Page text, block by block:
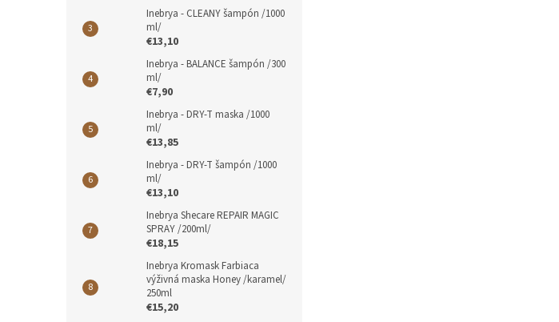
Inebrya - CLEANY šampón /1000
ml/
€13,10
Inebrya - BALANCE šampón /300
ml/
€7,90
Inebrya - DRY-T maska /1000
ml/
€13,85
Inebrya - DRY-T šampón /1000
ml/
€13,10
Inebrya Shecare REPAIR MAGIC
SPRAY /200ml/
€18,15
Inebrya Kromask Farbiaca
výživná maska Honey /karamel/
250ml
€15,20